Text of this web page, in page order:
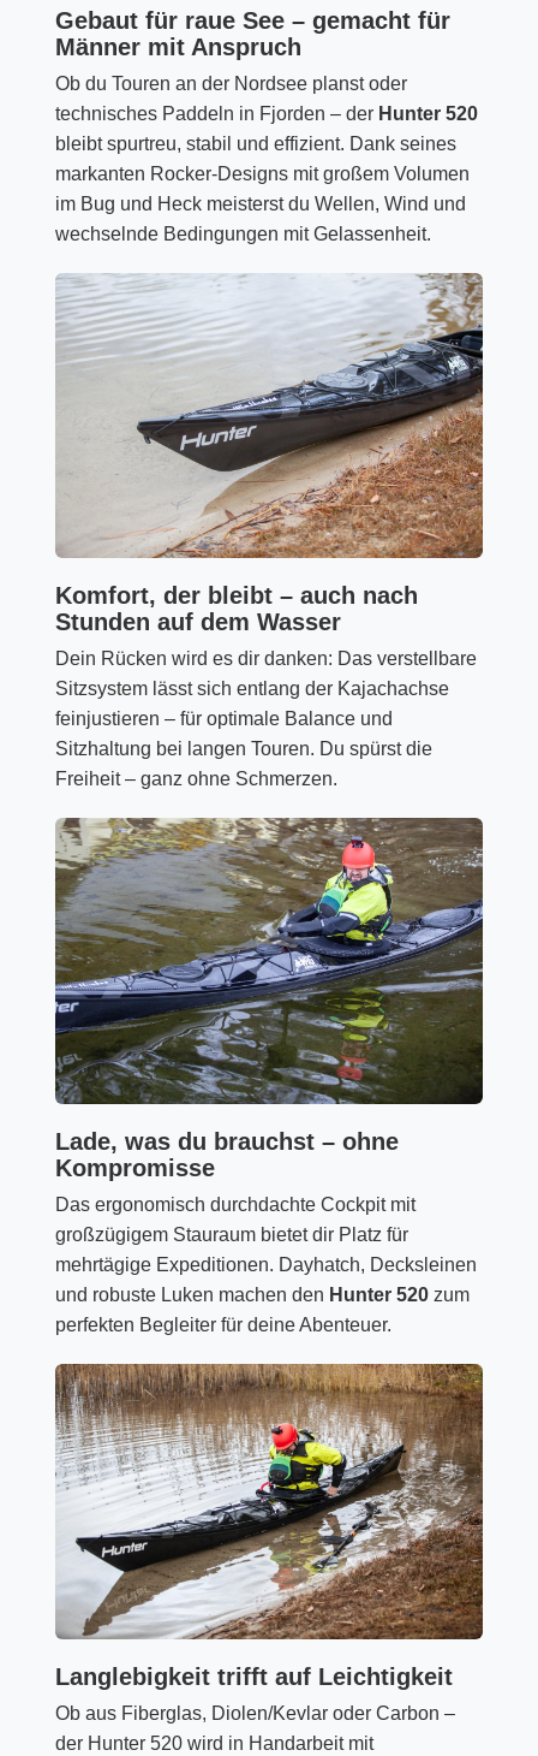
Gebaut für raue See – gemacht für
Männer mit Anspruch
Ob du Touren an der Nordsee planst oder
technisches Paddeln in Fjorden – der Hunter 520
bleibt spurtreu, stabil und effizient. Dank seines
markanten Rocker-Designs mit großem Volumen
im Bug und Heck meisterst du Wellen, Wind und
wechselnde Bedingungen mit Gelassenheit.
Komfort, der bleibt – auch nach
Stunden auf dem Wasser
Dein Rücken wird es dir danken: Das verstellbare
Sitzsystem lässt sich entlang der Kajachachse
feinjustieren – für optimale Balance und
Sitzhaltung bei langen Touren. Du spürst die
Freiheit – ganz ohne Schmerzen.
Lade, was du brauchst – ohne
Kompromisse
Das ergonomisch durchdachte Cockpit mit
großzügigem Stauraum bietet dir Platz für
mehrtägige Expeditionen. Dayhatch, Decksleinen
und robuste Luken machen den Hunter 520 zum
perfekten Begleiter für deine Abenteuer.
Langlebigkeit trifft auf Leichtigkeit
Ob aus Fiberglas, Diolen/Kevlar oder Carbon –
der Hunter 520 wird in Handarbeit mit